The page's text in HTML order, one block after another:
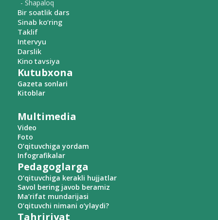
- Shapaloq
Bir soatlik dars
Sinab ko‘ring
Taklif
Intervyu
Darslik
Kino tavsiya
Kutubxona
Gazeta sonlari
Kitoblar
Multimedia
Video
Foto
O‘qituvchiga yordam
Infografikalar
Pedagoglarga
O‘qituvchiga kerakli hujjatlar
Savol bering javob beramiz
Ma’rifat mundarijasi
O‘qituvchi nimani o‘ylaydi?
Tahririyat